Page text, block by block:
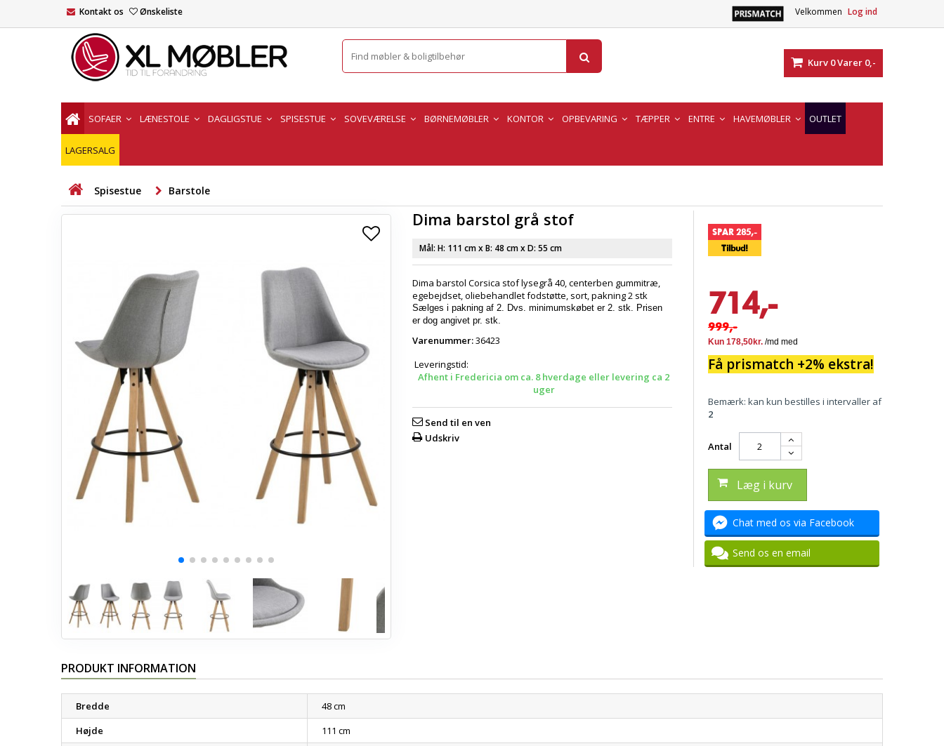
Velkommen Log ind
Kontakt os Ønskeliste
Kurv 0Varer 0,-
SOFAER LÆNESTOLE DAGLIGSTUE SPISESTUE SOVEVÆRELSE BØRNEMØBLER KONTOR OPBEVARING TÆPPER ENTRE HAVEMØBLER OUTLET
LAGERSALG
Spisestue Barstole
Dima barstol grå stof
Mål: H: 111 cmx B: 48 cmx D: 55 cm
Dima barstol Corsica stof lysegrå 40, centerben gummitræ,
egebejdset, oliebehandlet fodstøtte, sort, pakning 2 stk
Sælges i pakning af 2. Dvs. minimumskøbet er 2. stk. Prisen
er dog angivet pr. stk.
Varenummer:36423
Leveringstid:
Afhent i Fredericia om ca. 8 hverdage eller levering ca 2
uger
Send til en ven
Udskriv
SPAR 285,-
Tilbud!
714,-
999,-
Få prismatch +2% ekstra!
Bemærk: kan kun bestilles i intervaller af
2
Antal
Læg i kurv
Chat med os via Facebook
Send os en email
PRODUKT INFORMATION
Bredde
48 cm
Højde
111 cm